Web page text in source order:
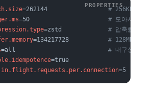
=262144 # 256KB — 큰
=50 # 모아서 보냄
=zstd # 압축률 높게
=134217728 # 128MB
=all # 내구성 유지
=true
=5